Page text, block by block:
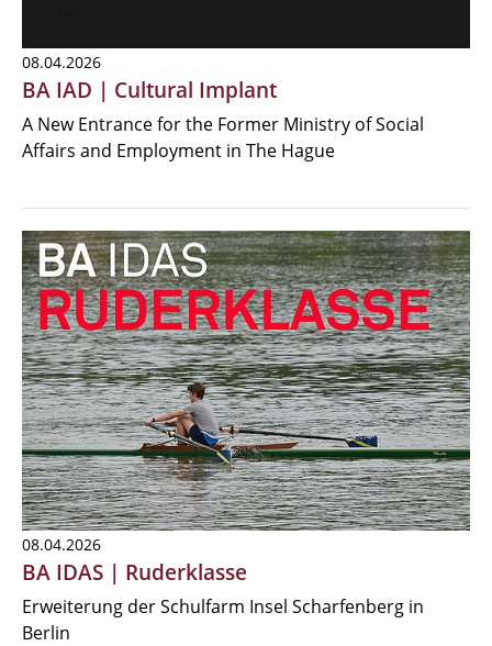
08.04.2026
BA IAD | Cultural Implant
A New Entrance for the Former Ministry of Social
Affairs and Employment in The Hague
08.04.2026
BA IDAS | Ruderklasse
Erweiterung der Schulfarm Insel Scharfenberg in
Berlin